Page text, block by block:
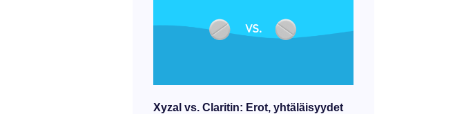
Xyzal vs. Claritin: Erot, yhtäläisyydet